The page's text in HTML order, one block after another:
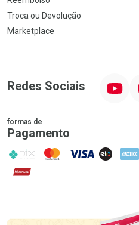
Troca ou Devolução
Marketplace
Redes Sociais
formas de
Pagamento
PIX MasterCard
VISA ELO AMEX
Hipercard
Promoção em